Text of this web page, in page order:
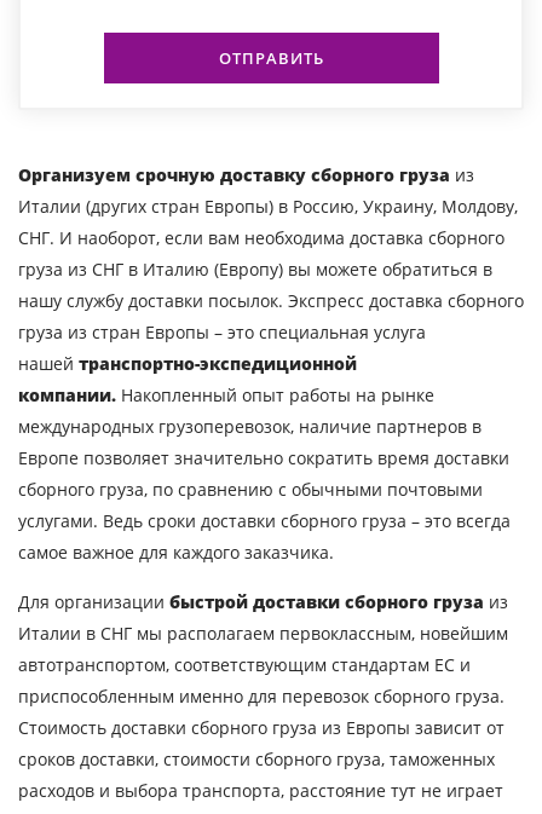
ОТПРАВИТЬ
Организуем срочную доставку сборного груза из
Италии (других стран Европы) в Россию, Украину, Молдову,
СНГ. И наоборот, если вам необходима доставка сборного
груза из СНГ в Италию (Европу) вы можете обратиться в
нашу службу доставки посылок. Экспресс доставка сборного
груза из стран Европы – это специальная услуга
нашей транспортно-экспедиционной
компании. Накопленный опыт работы на рынке
международных грузоперевозок, наличие партнеров в
Европе позволяет значительно сократить время доставки
сборного груза, по сравнению с обычными почтовыми
услугами. Ведь сроки доставки сборного груза – это всегда
самое важное для каждого заказчика.
Для организации быстрой доставки сборного груза из
Италии в СНГ мы располагаем первоклассным, новейшим
автотранспортом, соответствующим стандартам ЕС и
приспособленным именно для перевозок сборного груза.
Стоимость доставки сборного груза из Европы зависит от
сроков доставки, стоимости сборного груза, таможенных
расходов и выбора транспорта, расстояние тут не играет
Узнать стоимость
перевозки
Страна загрузки
Город загрузки
Страна выгрузки
Город выгрузки
Дата загрузки
Тип транспорта
Вес груза, ( т )